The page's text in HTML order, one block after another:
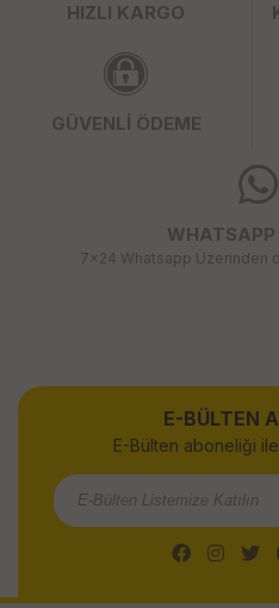
HIZLI KARGO
GÜVENLİ ÖDEME
WHATSAPP
7x24 Whatsapp Üzerinden
E-BÜLTEN
E-Bülten aboneliği ile